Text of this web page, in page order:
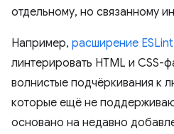
отдельному, но связанному
Например, расширение ESLint
линтерировать HTML и CSS-
волнистые подчёркивания к
которые ещё не
основано на недавно